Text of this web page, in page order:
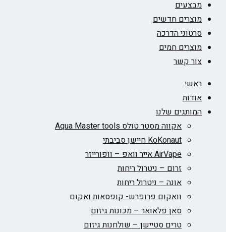
חדשים
הדרכה
חמים
קשר
שלנו
אקווה מסטר טולס Aqua Master tools
KoKonaut חיישן סביבתי
AirVape אייר וואפ – וופורייזר
זרום – ניטרול ריחות
אונה – ניטרול ריחות
וואקום פרופרש- קופסאות ואקום
סאן פלאואר – מכונות גיזום
טרים סטיישן – שולחנות גיזום